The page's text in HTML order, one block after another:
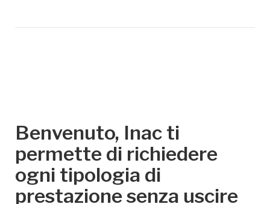
Benvenuto, Inac ti
permette di richiedere
ogni tipologia di
prestazione senza uscire